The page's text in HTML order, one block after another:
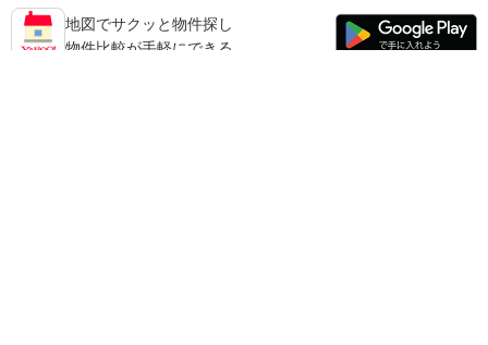
地図でサクッと物件探し
物件比較が手軽にできる